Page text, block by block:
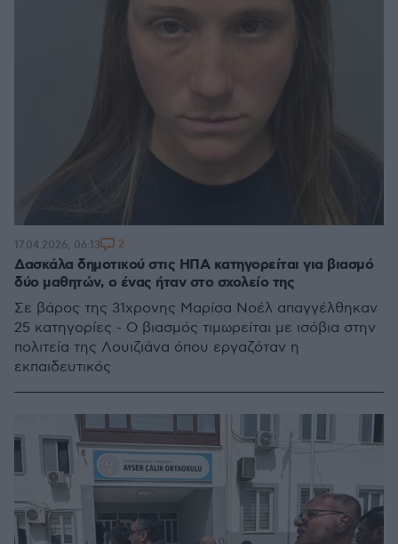
Δασκάλα δημοτικού στις ΗΠΑ κατηγορείται για βιασμό
δύο μαθητών, ο ένας ήταν στο σχολείο της
Σε βάρος της 31χρονης Μαρίσα Νοέλ απαγγέλθηκαν
25 κατηγορίες - Ο βιασμός τιμωρείται με ισόβια στην
πολιτεία της Λουιζιάνα όπου εργαζόταν η
εκπαιδευτικός
17.04.2026, 06:13 2